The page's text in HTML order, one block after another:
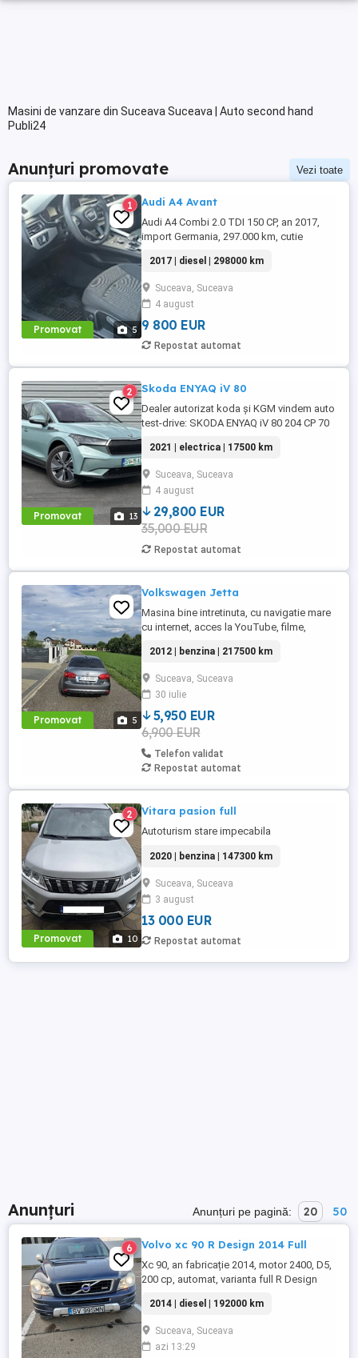
Masini de vanzare din Suceava Suceava | Auto second hand
Publi24
Anunțuri promovate Vezi toate
Promovat 5
1 Audi A4 Avant
Audi A4 Combi 2.0 TDI 150 CP, an 2017,
import Germania, 297.000 km, cutie
moderne: faruri adaptive, lumini de zi,
jante aliaj 16 , sistem de frânare ABS și
ESP, cruise control adaptiv, sistem
avertizare coliziune, senzori parcare față
spate, sistem start stop, filtru ...
2017 | diesel | 298000 km
Suceava, Suceava
4 august
9 800 EUR
Repostat automat
Promovat 13
2 Skoda ENYAQ iV 80
Dealer autorizat koda și KGM vindem auto
test-drive: SKODA ENYAQ iV 80 204 CP 70
Culoare: Arctic Silver Metallic Echipări de
serie: 8 difuzoare Airbag central fata
Airbag sofer si airbag pasager cu optiune
dezactivare airbag pasager Airbag-uri
laterale fata si airbag-uri ...
2021 | electrica | 17500 km
Suceava, Suceava
4 august
29,800 EUR
35,000 EUR
Repostat automat
Promovat 5
Volkswagen Jetta
Masina bine intretinuta, cu navigatie mare
cu internet, acces la YouTube, filme,
2012 | benzina | 217500 km
Suceava, Suceava
30 iulie
5,950 EUR
6,900 EUR
Telefon validat
Repostat automat
Promovat 10
2 Vitara pasion full
Autoturism stare impecabila
2020 | benzina | 147300 km
Suceava, Suceava
3 august
13 000 EUR
Repostat automat
Anunțuri Anunțuri pe pagină: 20 50
6 Volvo xc 90 R Design 2014 Full
Xc 90, an fabricație 2014, motor 2400, D5,
200 cp, automat, varianta full R Design
retur, evacuare dubla, DVD tetiere) Masina
a avut un singur proprietar de noua în
Belgia și este înmatriculată în România în
2025. Are 192000 km certificați prin
2014 | diesel | 192000 km
Suceava, Suceava
azi 13:29